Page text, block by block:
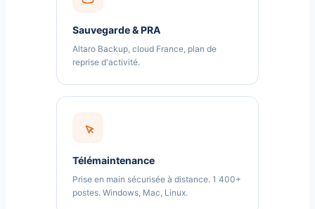
Sauvegarde & PRA
Altaro Backup, cloud France, plan de
reprise d'activité.
Télémaintenance
Prise en main sécurisée à distance. 1 400+
postes. Windows, Mac, Linux.